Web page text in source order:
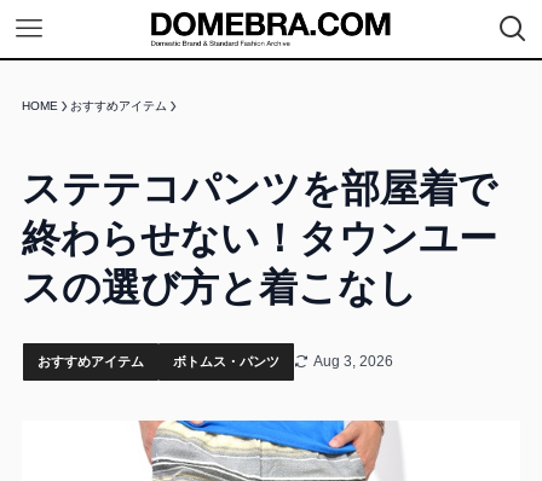
HOME おすすめアイテム
ステテコパンツを部屋着で
終わらせない！タウンユー
スの選び方と着こなし
おすすめアイテム ボトムス・パンツ Aug 3, 2026